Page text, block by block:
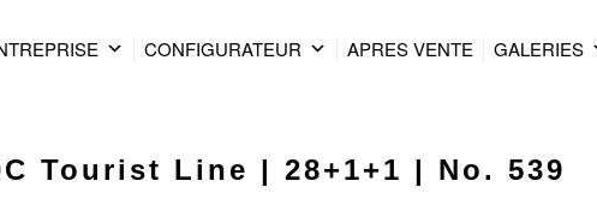
CONFIGURATEUR APRES VENTE GALERIES
Tourist Line | 28+1+1 | No. 539